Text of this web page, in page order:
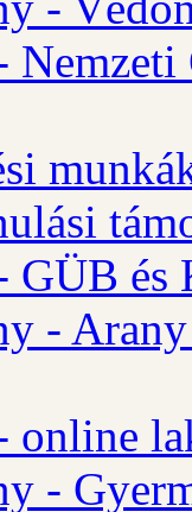
GÜB és
- Arany
online
-